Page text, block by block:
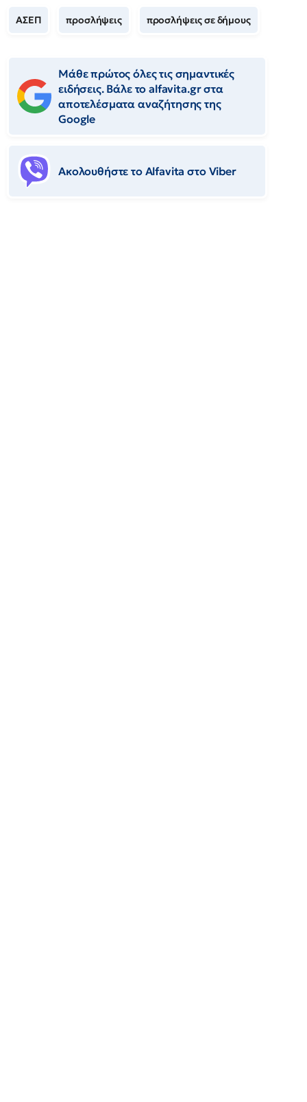
ΑΣΕΠ προσλήψεις προσλήψεις σε δήμους
Μάθε πρώτος όλες τις σημαντικές
ειδήσεις. Βάλε το alfavita.gr στα
αποτελέσματα αναζήτησης της
Google
Ακολουθήστε το Αlfavita στο Viber